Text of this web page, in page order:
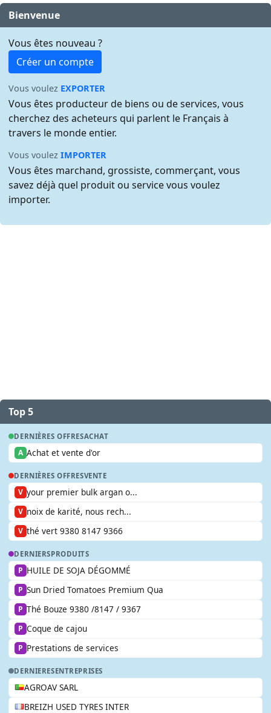
Bienvenue
Vous êtes nouveau ?
Créer un compte
Vous voulez EXPORTER
Vous êtes producteur de biens ou de services, vous
cherchez des acheteurs qui parlent le Français à
travers le monde entier.
Vous voulezIMPORTER
Vous êtes marchand, grossiste, commerçant, vous
savez déjà quel produit ou service vous voulez
importer.
Top 5
DERNIÈRES OFFRESACHAT
A Achat et vente d'or
DERNIÈRES OFFRESVENTE
V your premier bulk argan o...
V noix de karité, nous rech...
V thé vert 9380 8147 9366
DERNIERSPRODUITS
P HUILE DE SOJA DÉGOMMÉ
P Sun Dried Tomatoes Premium Qua
P Thé Bouze 9380 /8147 / 9367
P Coque de cajou
P Prestations de services
DERNIERESENTREPRISES
AGROAV SARL
BREIZH USED TYRES INTER